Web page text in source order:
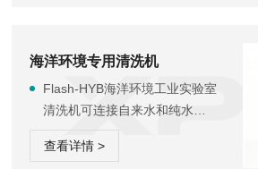
干要求时，请选用Flash-F2型
号； Flash-2/F2实验室器皿清
洗机将带给您方便快捷的清洁
海洋环境专用清洗机
Flash-HYB海洋环境工业实验室
清洗机可连接自来水和纯水两
自来水加热与清洁剂进行主
查看详情 >